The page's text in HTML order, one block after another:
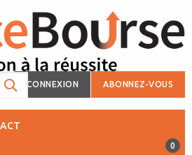
CONNEXION ABONNEZ-VOUS
0